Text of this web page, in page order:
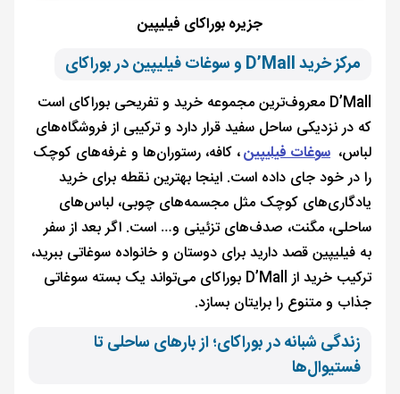
جزیره بوراکای فیلیپین
مرکز خرید D’Mall و سوغات فیلیپین در بوراکای
D’Mall معروف‌ترین مجموعه خرید و تفریحی بوراکای است
که در نزدیکی ساحل سفید قرار دارد و ترکیبی از فروشگاه‌های
لباس، سوغات فیلیپین، کافه، رستوران‌ها و غرفه‌های کوچک
را در خود جای داده است. اینجا بهترین نقطه برای خرید
یادگاری‌های کوچک مثل مجسمه‌های چوبی، لباس‌های
ساحلی، مگنت، صدف‌های تزئینی و… است. اگر بعد از سفر
به فیلیپین قصد دارید برای دوستان و خانواده سوغاتی ببرید،
ترکیب خرید از D’Mall بوراکای می‌تواند یک بسته سوغاتی
جذاب و متنوع را برایتان بسازد.
زندگی شبانه در بوراکای؛ از بارهای ساحلی تا
فستیوال‌ها